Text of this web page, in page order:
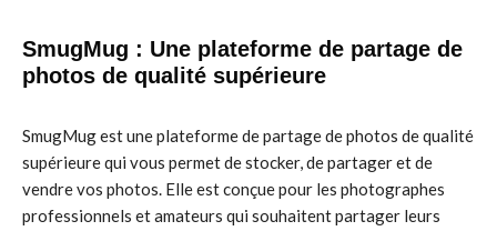
SmugMug : Une plateforme de partage de
photos de qualité supérieure
SmugMug est une plateforme de partage de photos de qualité
supérieure qui vous permet de stocker, de partager et de
vendre vos photos. Elle est conçue pour les photographes
professionnels et amateurs qui souhaitent partager leurs